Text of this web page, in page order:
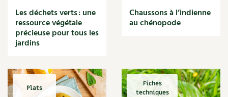
Microflore
Migraine
Mode de culture
Montagne
Moutarde
Multiplication
Les déchets verts : une
ressource végétale
précieuse pour tous les
jardins
Chaussons à l’indienne
au chénopode
Plats
Fiches
techniques